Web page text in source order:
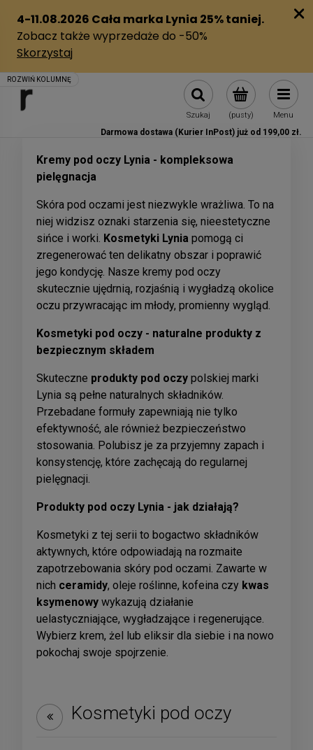
(pusty)
Szukaj Menu
Darmowa dostawa (Kurier InPost) już od 199,00 zł.
Kremy pod oczy Lynia - kompleksowa
pielęgnacja
Skóra pod oczami jest niezwykle wrażliwa. To na
niej widzisz oznaki starzenia się, nieestetyczne
sińce i worki. Kosmetyki Lynia pomogą ci
zregenerować ten delikatny obszar i poprawić
jego kondycję. Nasze kremy pod oczy
skutecznie ujędrnią, rozjaśnią i wygładzą okolice
oczu przywracając im młody, promienny wygląd.
Kosmetyki pod oczy - naturalne produkty z
bezpiecznym składem
Skuteczne produkty pod oczy polskiej marki
Lynia są pełne naturalnych składników.
Przebadane formuły zapewniają nie tylko
efektywność, ale również bezpieczeństwo
stosowania. Polubisz je za przyjemny zapach i
konsystencję, które zachęcają do regularnej
pielęgnacji.
Produkty pod oczy Lynia - jak działają?
Kosmetyki z tej serii to bogactwo składników
aktywnych, które odpowiadają na rozmaite
zapotrzebowania skóry pod oczami. Zawarte w
nich ceramidy, oleje roślinne, kofeina czy kwas
ksymenowy wykazują działanie
uelastyczniające, wygładzające i regenerujące.
Wybierz krem, żel lub eliksir dla siebie i na nowo
pokochaj swoje spojrzenie.
Kosmetyki pod oczy